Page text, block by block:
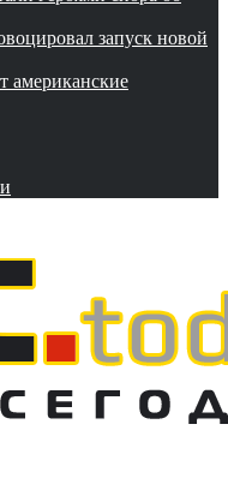
запуск новой
американские